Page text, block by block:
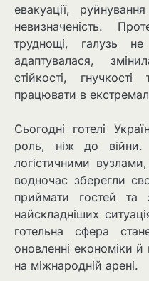
евакуації,
невизначеність.
труднощі, галузь
адаптувалася,
стійкості,
працювати в
Сьогодні готелі
роль, ніж до війни.
логістичними
водночас зберегли
приймати гостей та
найскладніших
готельна сфера
оновленні економіки й
на міжнародній арені.